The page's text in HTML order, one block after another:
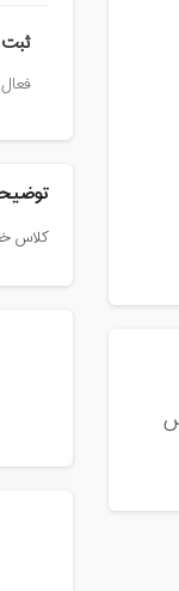
کلاس